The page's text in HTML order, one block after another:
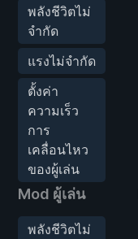
พลังชีวิตไม่
จำกัด
แรงไม่จำกัด
ตั้งค่า
ความเร็ว
การ
เคลื่อนไหว
ของผู้เล่น
Mod ผู้เล่น
พลังชีวิตไม่